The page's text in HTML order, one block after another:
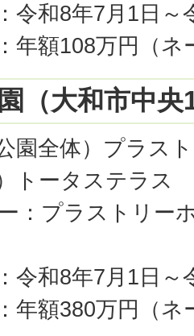
令和8年7月1日～
年額108万円（
（大和市中央
園全体）プラス
トータステラス
：プラストリー
令和8年7月1日～
年額380万円（